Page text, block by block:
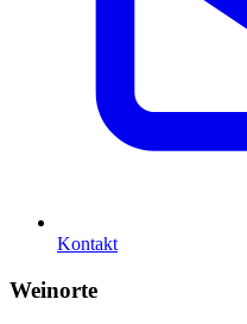
Kontakt
Weinorte